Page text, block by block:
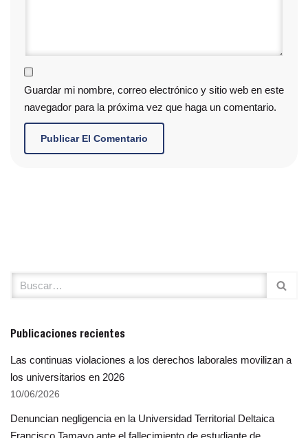
Guardar mi nombre, correo electrónico y sitio web en este
navegador para la próxima vez que haga un comentario.
Publicaciones recientes
Las continuas violaciones a los derechos laborales movilizan a
los universitarios en 2026
10/06/2026
Denuncian negligencia en la Universidad Territorial Deltaica
Francisco Tamayo ante el fallecimiento de estudiante de